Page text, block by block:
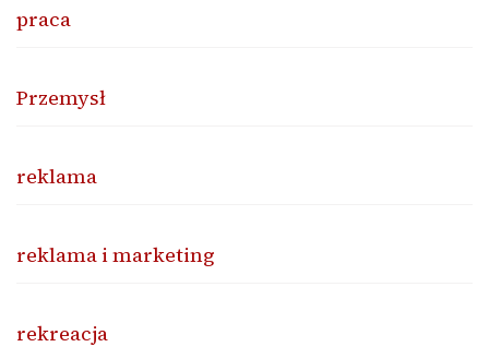
praca
Przemysł
reklama
reklama i marketing
rekreacja